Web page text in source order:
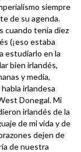
siempre
de su agenda.
cuando tenía diez
(¡eso estaba
estudiarlo en la
bien irlandés,
y media,
irlandesa
Donegal. Mi
irlandés de la
de mi vida y de
dejen de
de nuestra